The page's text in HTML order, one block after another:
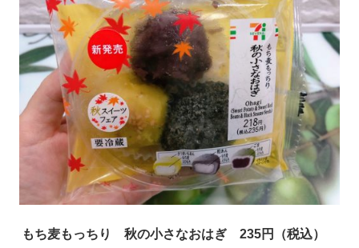
もち麦もっちり 秋の小さなおはぎ 235円（税込）